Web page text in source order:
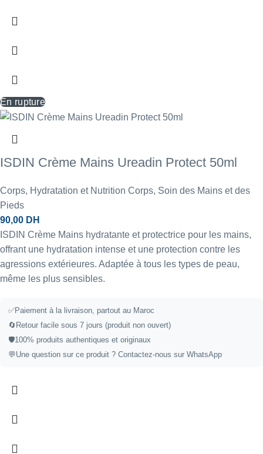
En rupture
ISDIN Crème Mains Ureadin Protect 50ml
Corps, Hydratation et Nutrition Corps, Soin des Mains et des
Pieds
90,00 DH
ISDIN Crème Mains hydratante et protectrice pour les mains,
offrant une hydratation intense et une protection contre les
agressions extérieures. Adaptée à tous les types de peau,
même les plus sensibles.
✅Paiement à la livraison, partout au Maroc
🔄 Retour facile sous 7 jours (produit non ouvert)
🛡️100% produits authentiques et originaux
💬Une question sur ce produit ? Contactez-nous sur WhatsApp